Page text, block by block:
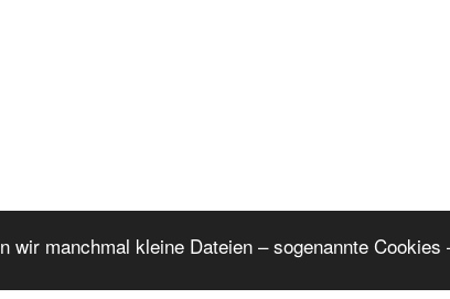
manchmal kleine Dateien – sogenannte